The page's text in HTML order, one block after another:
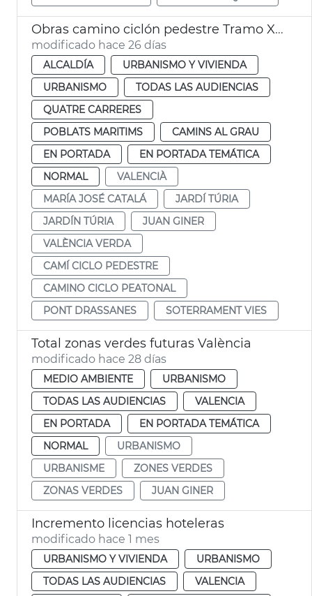
Obras camino ciclón pedestre Tramo XVI Turia Pont Astilleros València
modificado hace 26 días
ALCALDÍA
URBANISMO Y VIVIENDA
URBANISMO
TODAS LAS AUDIENCIAS
QUATRE CARRERES
POBLATS MARITIMS
CAMINS AL GRAU
EN PORTADA
EN PORTADA TEMÁTICA
NORMAL
VALENCIÀ
MARÍA JOSÉ CATALÁ
JARDÍ TÚRIA
JARDÍN TÚRIA
JUAN GINER
VALÈNCIA VERDA
CAMÍ CICLO PEDESTRE
CAMINO CICLO PEATONAL
PONT DRASSANES
SOTERRAMENT VIES
Total zonas verdes futuras València
modificado hace 28 días
MEDIO AMBIENTE
URBANISMO
TODAS LAS AUDIENCIAS
VALENCIA
EN PORTADA
EN PORTADA TEMÁTICA
NORMAL
URBANISMO
URBANISME
ZONES VERDES
ZONAS VERDES
JUAN GINER
Incremento licencias hoteleras
modificado hace 1 mes
URBANISMO Y VIVIENDA
URBANISMO
TODAS LAS AUDIENCIAS
VALENCIA